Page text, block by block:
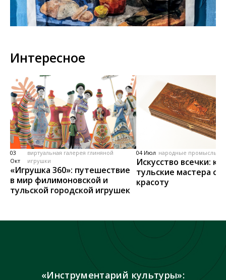
Интересное
03
Окт
виртуальная галерея глиняной
игрушки
«Игрушка 360»: путешествие
в мир филимоновской и
тульской городской игрушек
04 Июл народные промыслы,
Искусство всечки: как
тульские мастера
красоту
«Инструментарий культуры»: